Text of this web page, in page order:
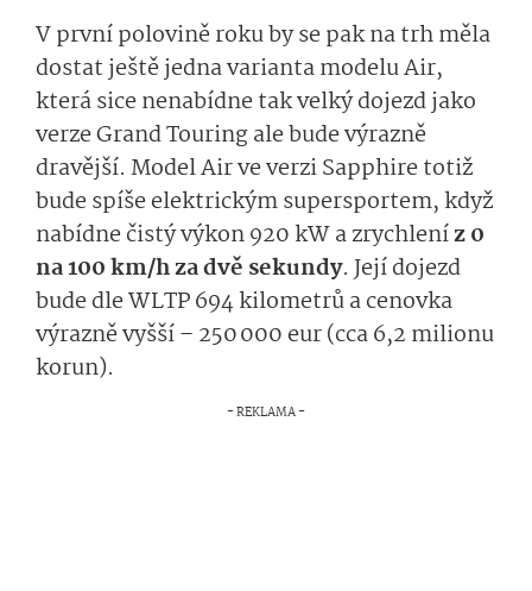
V první polovině roku by se pak na trh měla
dostat ještě jedna varianta modelu Air,
která sice nenabídne tak velký dojezd jako
verze Grand Touring ale bude výrazně
dravější. Model Air ve verzi Sapphire totiž
bude spíše elektrickým supersportem, když
nabídne čistý výkon 920 kW a zrychleníz 0
na 100 km/h za dvě sekundy. Její dojezd
bude dle WLTP 694 kilometrů a cenovka
výrazně vyšší – 250 000 eur (cca 6,2 milionu
korun).